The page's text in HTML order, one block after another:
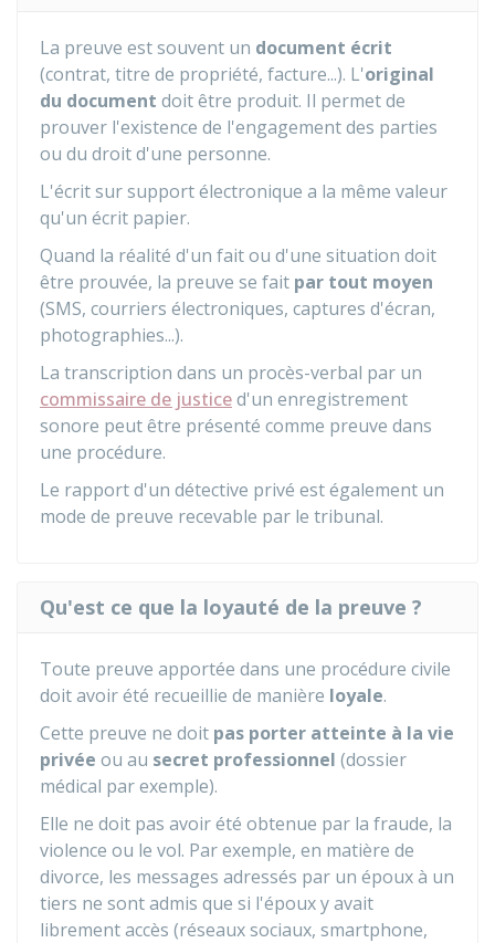
La preuve est souvent un document écrit
(contrat, titre de propriété, facture...). L'original
du document doit être produit. Il permet de
prouver l'existence de l'engagement des parties
ou du droit d'une personne.
L'écrit sur support électronique a la même valeur
qu'un écrit papier.
Quand la réalité d'un fait ou d'une situation doit
être prouvée, la preuve se fait par tout moyen
(SMS, courriers électroniques, captures d'écran,
photographies...).
La transcription dans un procès-verbal par un
commissaire de justiced'un enregistrement
sonore peut être présenté comme preuve dans
une procédure.
Le rapport d'un détective privé est également un
mode de preuve recevable par le tribunal.
Qu'est ce que la loyauté de la preuve ?
Toute preuve apportée dans une procédure civile
doit avoir été recueillie de manière loyale.
Cette preuve ne doit pas porter atteinte à la vie
privée ou au secret professionnel (dossier
médical par exemple).
Elle ne doit pas avoir été obtenue par la fraude, la
violence ou le vol. Par exemple, en matière de
divorce, les messages adressés par un époux à un
tiers ne sont admis que si l'époux y avait
librement accès (réseaux sociaux, smartphone,